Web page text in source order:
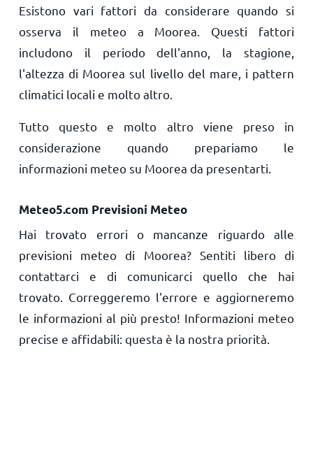
Esistono vari fattori da considerare quando si
osserva il meteo a Moorea. Questi fattori
includono il periodo dell'anno, la stagione,
l'altezza di Moorea sul livello del mare, i pattern
climatici locali e molto altro.
Tutto questo e molto altro viene preso in
considerazione quando prepariamo le
informazioni meteo su Moorea da presentarti.
Meteo5.com Previsioni Meteo
Hai trovato errori o mancanze riguardo alle
previsioni meteo di Moorea? Sentiti libero di
contattarci e di comunicarci quello che hai
trovato. Correggeremo l'errore e aggiorneremo
le informazioni al più presto! Informazioni meteo
precise e affidabili: questa è la nostra priorità.